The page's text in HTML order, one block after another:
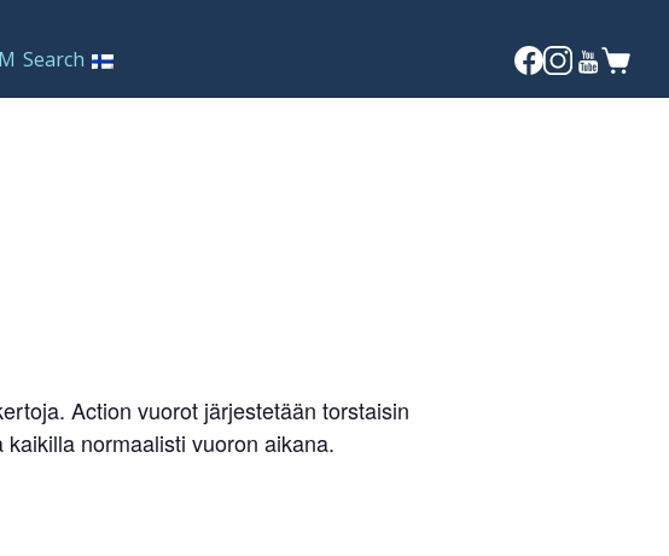
Search
Action vuorot järjestetään torstaisin
normaalisti vuoron aikana.